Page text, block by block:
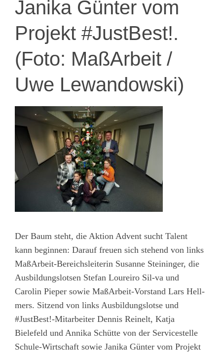
Janika Günter vom
Projekt #JustBest!.
(Foto: MaßArbeit /
Uwe Lewandowski)
Der Baum steht, die Aktion Advent sucht Talent
kann beginnen: Darauf freuen sich stehend von links
MaßArbeit-Bereichsleiterin Susanne Steininger, die
Ausbildungslotsen Stefan Loureiro Sil-va und
Carolin Pieper sowie MaßArbeit-Vorstand Lars Hell-
mers. Sitzend von links Ausbildungslotse und
#JustBest!-Mitarbeiter Dennis Reinelt, Katja
Bielefeld und Annika Schütte von der Servicestelle
Schule-Wirtschaft sowie Janika Günter vom Projekt